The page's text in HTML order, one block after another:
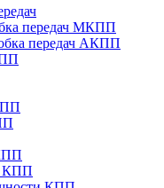
передач МКПП
передач АКПП
КПП